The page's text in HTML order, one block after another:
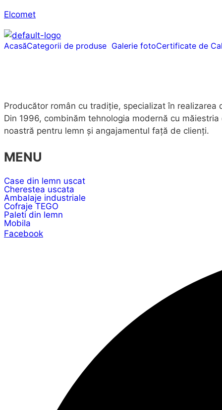
Elcomet
AcasăCategorii de produse Galerie fotoCertificate de
Producător român cu tradiție, specializat în
Din 1996, combinăm tehnologia modernă cu
noastră pentru lemn și angajamentul față de clienți.
MENU
Case din lemn uscat
Cherestea uscata
Ambalaje industriale
Cofraje TEGO
Paleti din lemn
Mobila
Facebook